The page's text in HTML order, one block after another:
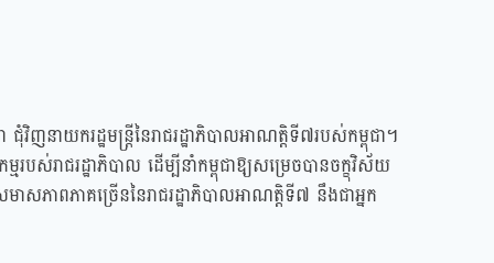
ញនាយករដ្ឋមន្ត្រីនៃរាជរដ្ឋាភិបាលអាណត្តិទី៧របស់កម្ពុជា។
របស់រាជរដ្ឋាភិបាល ដើម្បីនាំកម្ពុជាឱ្យសម្រេចបានចក្ខុវិស័យ
ពភាគច្រើននៃរាជរដ្ឋាភិបាលអាណត្តិទី៧ នឹងជាអ្នក